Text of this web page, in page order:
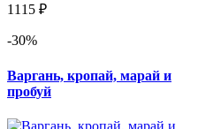
1115 ₽
-30%
Варгань, кропай, марай и
пробуй